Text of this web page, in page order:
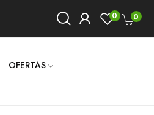
0 0
OFERTAS